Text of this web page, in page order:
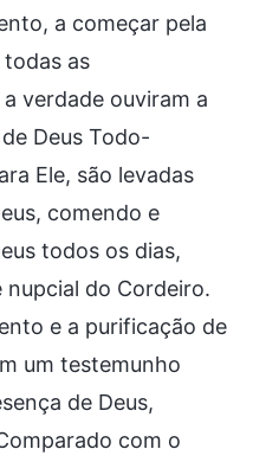
a começar pela
todas as
verdade ouviram a
Deus Todo-
Ele, são levadas
comendo e
todos os dias,
do Cordeiro.
e a purificação de
um testemunho
de Deus,
com o